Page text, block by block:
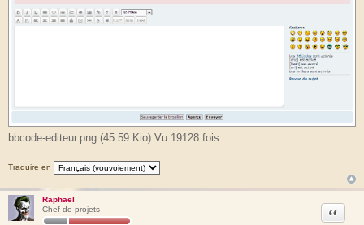
bbcode-editeur.png (45.59 Kio) Vu 19128 fois
Traduire en
Raphaël
Chef de projets
Citation